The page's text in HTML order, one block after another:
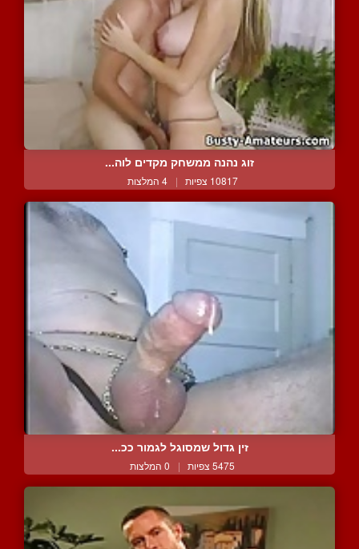
זוג נהנה ממשחק מקדים לוה...
10817 צפיות | 4 המלצות
זין גדול שמסוגל לגמור ככ...
5475 צפיות | 0 המלצות